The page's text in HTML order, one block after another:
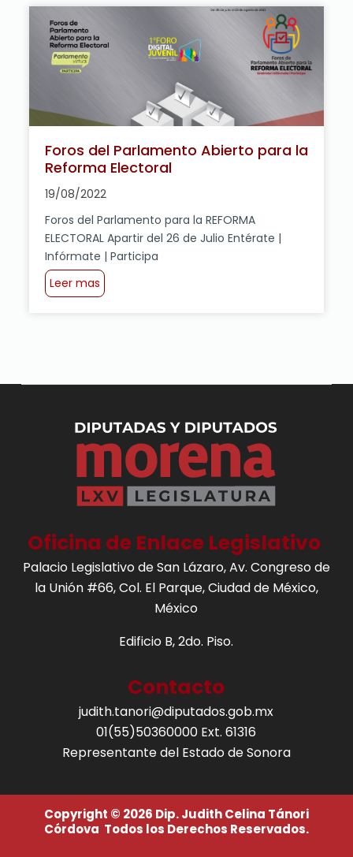
Foros del Parlamento Abierto para la
Reforma Electoral
19/08/2022
Foros del Parlamento para la REFORMA
ELECTORAL Apartir del 26 de Julio Entérate |
Infórmate | Participa
Leer mas
Oficina de Enlace Legislativo
Palacio Legislativo de San Lázaro, Av. Congreso de
la Unión #66, Col. El Parque, Ciudad de México,
México
Edificio B, 2do. Piso.
Contacto
judith.tanori@diputados.gob.mx
01(55)50360000 Ext. 61316
Representante del Estado de Sonora
Copyright © 2026 Dip. Judith Celina Tánori
Córdova Todos los Derechos Reservados.